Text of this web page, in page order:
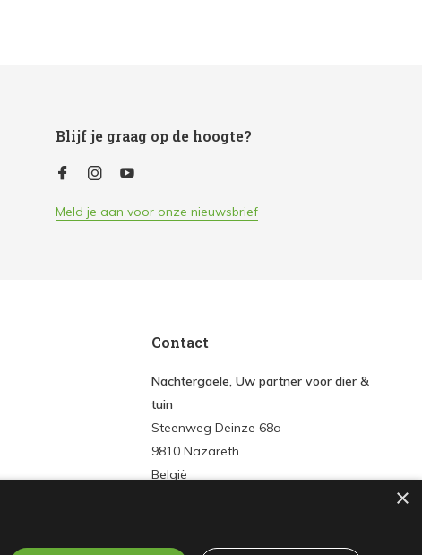
Blijf je graag op de hoogte?
Meld je aan voor onze nieuwsbrief
Contact
Nachtergaele, Uw partner voor dier &
tuin
Steenweg Deinze 68a
9810 Nazareth
België
×